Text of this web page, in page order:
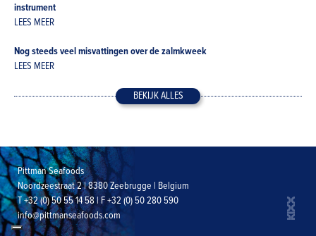
instrument
LEES MEER
Nog steeds veel misvattingen over de zalmkweek
LEES MEER
BEKIJK ALLES
Pittman Seafoods
Noordzeestraat 2 | 8380 Zeebrugge | Belgium
T +32 (0) 50 55 14 58 | F +32 (0) 50 280 590
info@pittmanseafoods.com